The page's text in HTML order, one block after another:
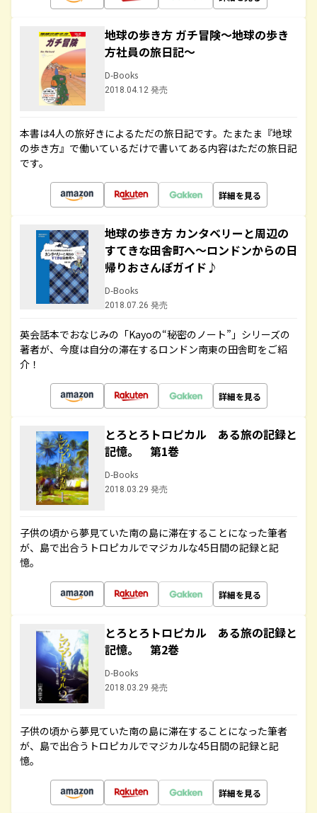
地球の歩き方 ガチ冒険～地球の歩き
方社員の旅日記～
D-Books
2018.04.12 発売
本書は4人の旅好きによるただの旅日記です。たまたま『地球
の歩き方』で働いているだけで書いてある内容はただの旅日記
です。
詳細を見る
地球の歩き方 カンタベリーと周辺の
すてきな田舎町へ～ロンドンからの日
帰りおさんぽガイド♪
D-Books
2018.07.26 発売
英会話本でおなじみの「Kayoの“秘密のノート”」シリーズの
著者が、今度は自分の滞在するロンドン南東の田舎町をご紹
介！
詳細を見る
とろとろトロピカル ある旅の記録と
記憶。 第1巻
D-Books
2018.03.29 発売
子供の頃から夢見ていた南の島に滞在することになった筆者
が、島で出合うトロピカルでマジカルな45日間の記録と記
憶。
詳細を見る
とろとろトロピカル ある旅の記録と
記憶。 第2巻
D-Books
2018.03.29 発売
子供の頃から夢見ていた南の島に滞在することになった筆者
が、島で出合うトロピカルでマジカルな45日間の記録と記
憶。
詳細を見る